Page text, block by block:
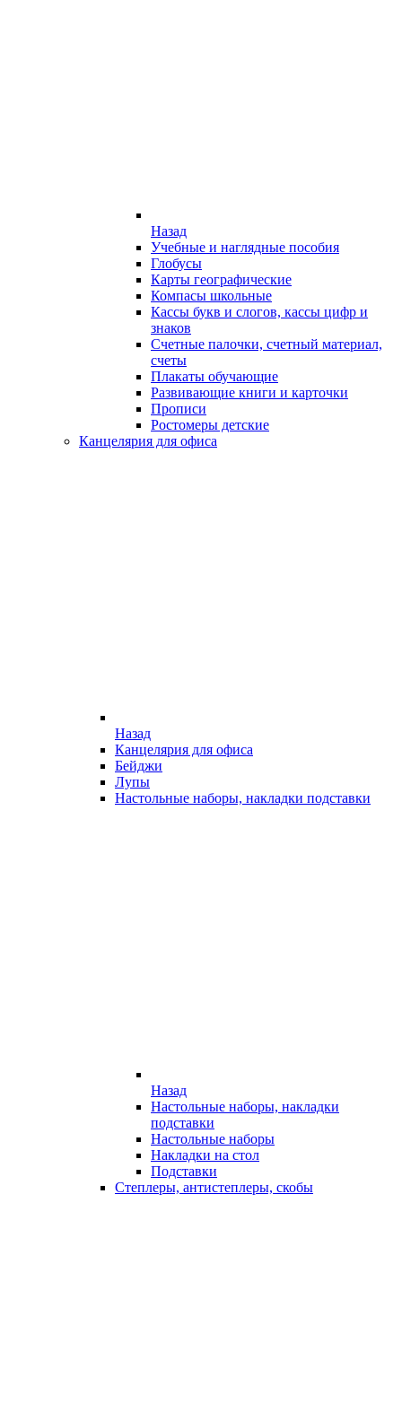
Назад
Учебные и наглядные пособия
Глобусы
Карты географические
Компасы школьные
Кассы букв и слогов, кассы цифр и
знаков
Счетные палочки, счетный материал,
счеты
Плакаты обучающие
Развивающие книги и карточки
Прописи
Ростомеры детские
Канцелярия для офиса
Назад
Канцелярия для офиса
Бейджи
Лупы
Настольные наборы, накладки подставки
Назад
Настольные наборы, накладки
подставки
Настольные наборы
Накладки на стол
Подставки
Степлеры, антистеплеры, скобы